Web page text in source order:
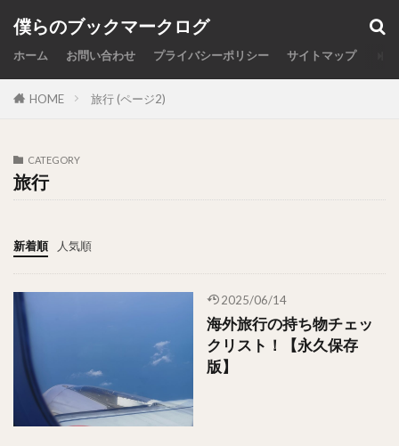
僕らのブックマークログ
ホーム お問い合わせ プライバシーポリシー サイトマップ
HOME 旅行 (ページ2)
CATEGORY
旅行
新着順 人気順
2025/06/14
海外旅行の持ち物チェッ
クリスト！【永久保存
版】
カテゴリー